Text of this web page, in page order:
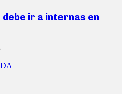
debe ir a internas en